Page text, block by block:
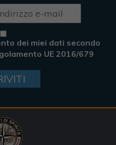
dei miei dati secondo
UE 2016/679